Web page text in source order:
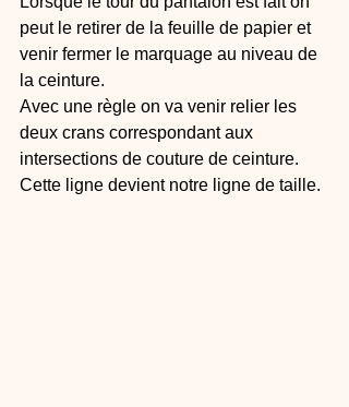
peut le retirer de la feuille de papier et
venir fermer le marquage au niveau de
la ceinture.
Avec une règle on va venir relier les
deux crans correspondant aux
intersections de couture de ceinture.
Cette ligne devient notre ligne de taille.